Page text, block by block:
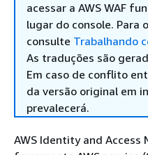
acessar a AWS WAF
lugar do console. Para
consulte Trabalhando
As traduções são
Em caso de conflito
da versão original em
prevalecerá.
AWS Identity and Access